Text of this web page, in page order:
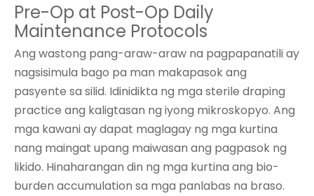
Pre-Op at Post-Op Daily
Maintenance Protocols
Ang wastong pang-araw-araw na pagpapanatili ay
nagsisimula bago pa man makapasok ang
pasyente sa silid. Idinidikta ng mga sterile draping
practice ang kaligtasan ng iyong mikroskopyo. Ang
mga kawani ay dapat maglagay ng mga kurtina
nang maingat upang maiwasan ang pagpasok ng
likido. Hinaharangan din ng mga kurtina ang bio-
burden accumulation sa mga panlabas na braso.